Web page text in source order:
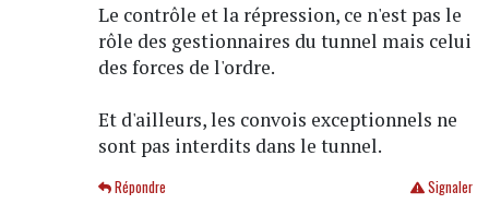
Le contrôle et la répression, ce n'est pas le
rôle des gestionnaires du tunnel mais celui
des forces de l'ordre.
Et d'ailleurs, les convois exceptionnels ne
sont pas interdits dans le tunnel.
Signaler
Répondre